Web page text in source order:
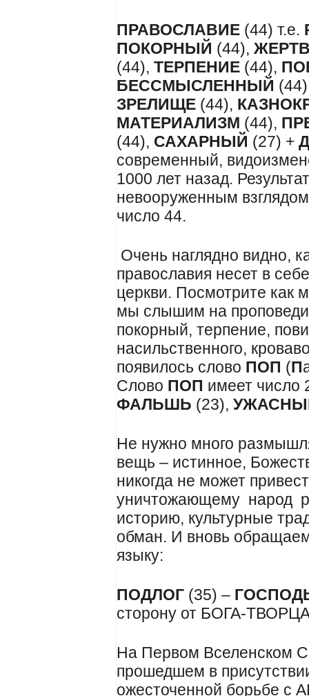
ПРАВОСЛАВИЕ (44) т.е.
ПОКОРНЫЙ (44),
(44),ТЕРПЕНИЕ (44),
БЕССМЫСЛЕННЫЙ
ЗРЕЛИЩЕ (44), К
МАТЕРИАЛИЗМ (44),
(44), САХАРНЫЙ (27) +
современный,
1000 лет назад.
невооруженным
число 44.
Очень наглядно видно,
православия несет в
церкви. Посмотрите как
мы слышим на
покорный, терпение,
насильственного,
появилось слово ПОП (П
Слово ПОП имеет число
ФАЛЬШЬ (23),
Не нужно много
вещь – истинное,
никогда не может
уничтожающему народ
историю, культурные
обман. И вновь
языку:
ПОДЛОГ (35) –
сторону от БОГА-
На Первом Вселенском
прошедшем в
ожесточенной борьбе